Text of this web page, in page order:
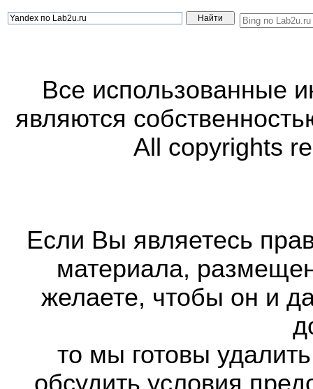
Все использованные
являются
All copyrights
Если Вы являетесь
материала,
желаете, чтобы он и
то мы готовы
обсудить условия